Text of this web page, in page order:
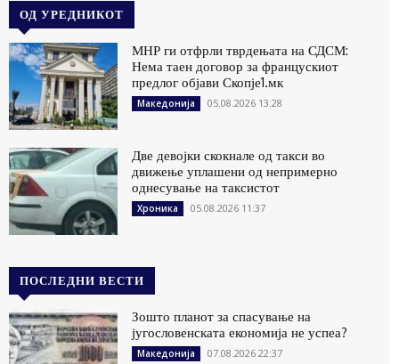
ОД УРЕДНИКОТ
МНР ги отфрли тврдењата на СДСМ:
Нема таен договор за францускиот
предлог објави Скопје1.мк
Македонија 05.08.2026 13:28
Две девојки скокнале од такси во
движење уплашени од непримерно
однесување на таксистот
Хроника 05.08.2026 11:37
ПОСЛЕДНИ ВЕСТИ
Зошто планот за спасување на
југословенската економија не успеа?
Македонија 07.08.2026 22:37